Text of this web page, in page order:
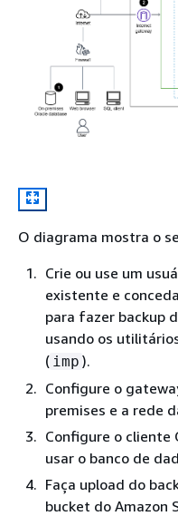
O diagrama mostra o
Crie ou use um
existente e
para fazer backup
usando os
( imp ).
Configure o
premises e a rede
Configure o cliente
usar o banco de
Faça upload do
bucket do Amazon